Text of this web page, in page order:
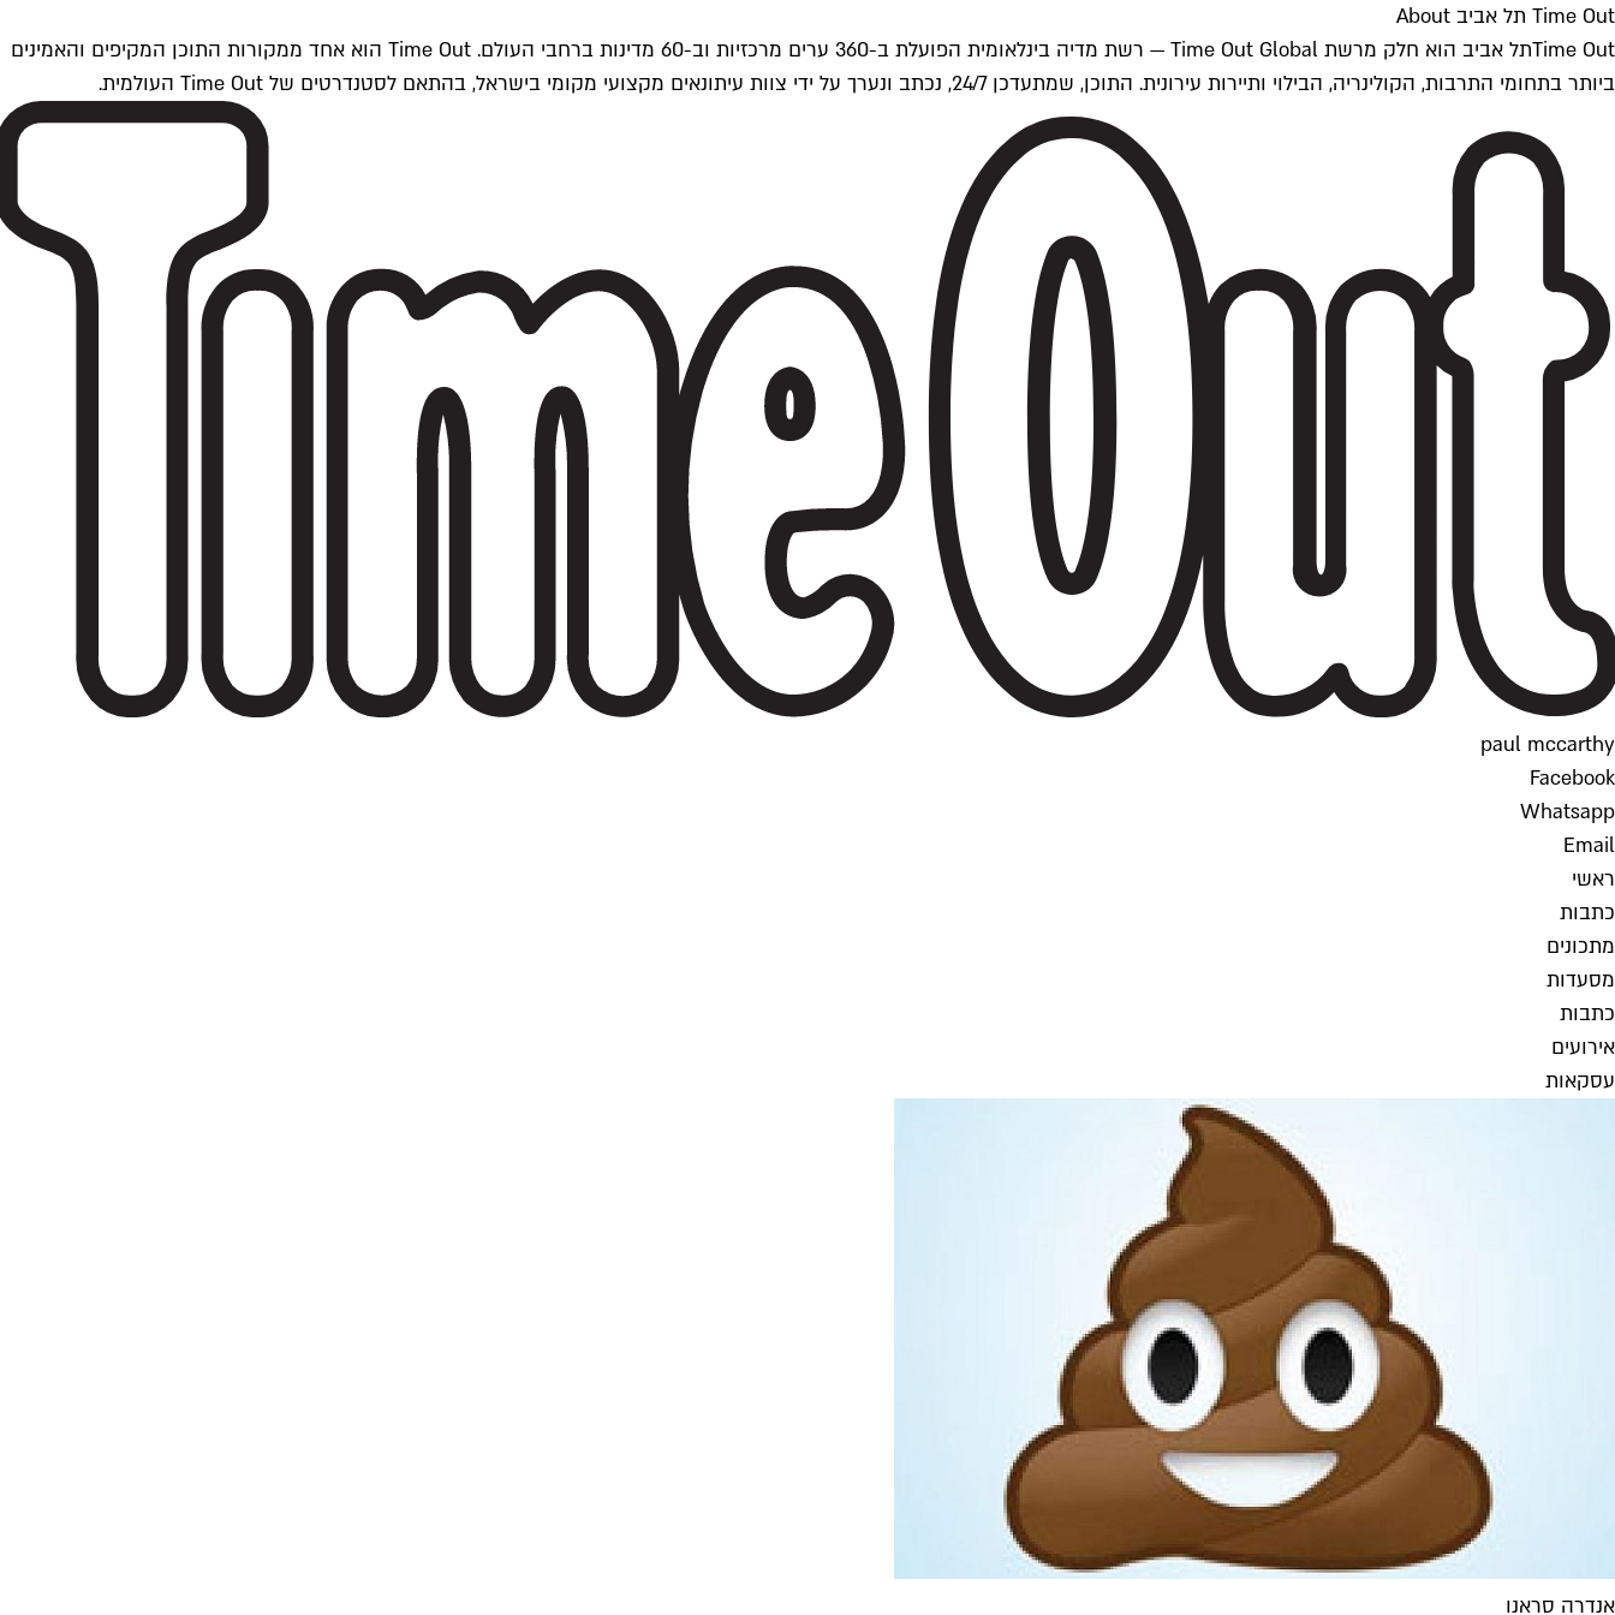
Time Out תל אביב About
Time Outתל אביב הוא חלק מרשת Time Out Global — רשת מדיה בינלאומית הפועלת ב-360 ערים מרכזיות וב-60 מדינות ברחבי העולם. Time Out הוא אחד ממקורות התוכן המקיפים והאמינים
ביותר בתחומי התרבות, הקולינריה, הבילוי ותיירות עירונית. התוכן, שמתעדכן 24/7, נכתב ונערך על ידי צוות עיתונאים מקצועי מקומי בישראל, בהתאם לסטנדרטים של Time Out העולמית.
paul mccarthy
Facebook
Whatsapp
Email
ראשי
כתבות
מתכונים
מסעדות
כתבות
אירועים
עסקאות
אנדרה סראנו